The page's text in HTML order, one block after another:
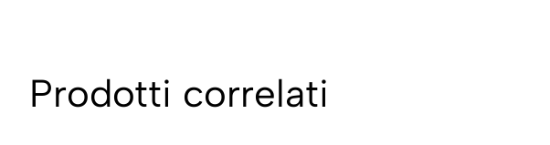
Prodotti correlati